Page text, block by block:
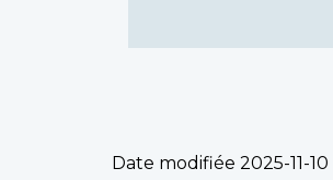
Date modifiée 2025-11-10